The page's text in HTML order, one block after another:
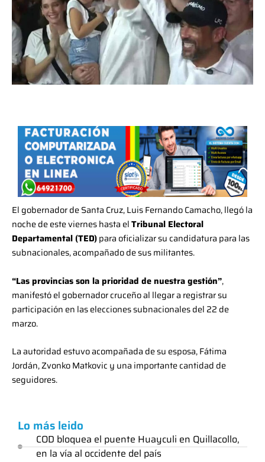
El gobernador de Santa Cruz, Luis Fernando Camacho, llegó la
noche de este viernes hasta elTribunal Electoral
Departamental (TED)para oficializar su candidatura para las
subnacionales, acompañado de sus militantes.
“Las provincias son la prioridad de nuestra gestión”,
manifestó el gobernador cruceño al llegar a registrar su
participación en las elecciones subnacionales del 22 de
marzo.
La autoridad estuvo acompañada de su esposa, Fátima
Jordán, Zvonko Matkovic y una importante cantidad de
seguidores.
Lo más leido
COD bloquea el puente Huayculi en Quillacollo,
en la vía al occidente del país